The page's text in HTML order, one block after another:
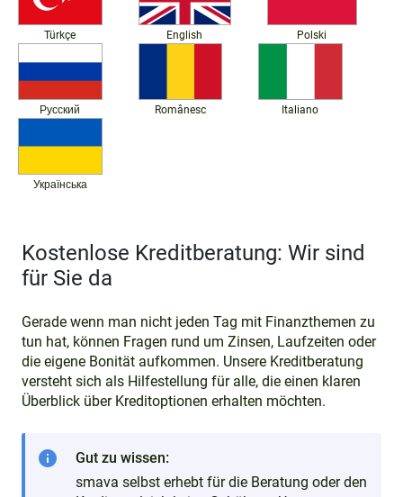
Türkçe English Polski
Русский Românesc Italiano
Українська
Kostenlose Kreditberatung: Wir sind
für Sie da
Gerade wenn man nicht jeden Tag mit Finanzthemen zu
tun hat, können Fragen rund um Zinsen, Laufzeiten oder
die eigene Bonität aufkommen. Unsere Kreditberatung
versteht sich als Hilfestellung für alle, die einen klaren
Überblick über Kreditoptionen erhalten möchten.
info
Gut zu wissen:
smava selbst erhebt für die Beratung oder den